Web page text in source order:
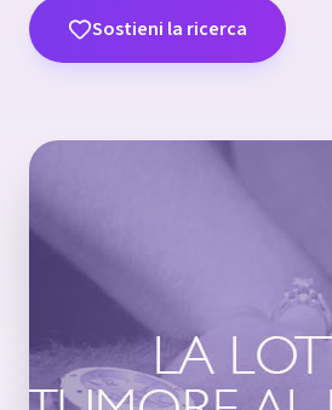
Sostieni la ricerca